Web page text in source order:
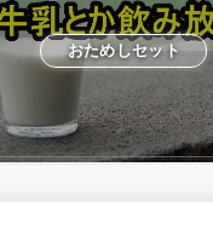
おためしセット